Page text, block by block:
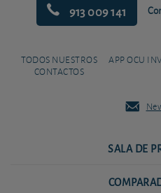
913 009 141
TODOS NUESTROS
CONTACTOS
APP OCU
SALA DE